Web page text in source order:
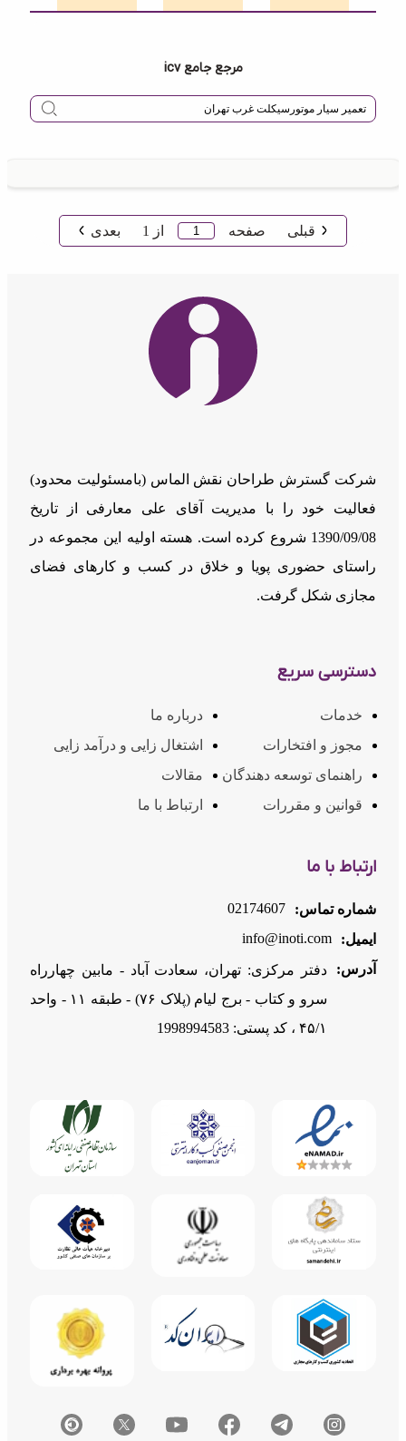
مرجع جامع icv
قبلی صفحه از 1 بعدی
شرکت گسترش طراحان نقش الماس (بامسئوليت محدود)
فعالیت خود را با مدیریت آقای علی معارفی از تاریخ
1390/09/08 شروع کرده است. هسته اولیه این مجموعه در
راستای حضوری پویا و خلاق در کسب و کارهای فضای
مجازی شکل گرفت.
دسترسی سریع
خدمات
درباره ما
مجوز و افتخارات
اشتغال زایی و درآمد زایی
راهنمای توسعه دهندگان
مقالات
قوانین و مقررات
ارتباط با ما
ارتباط با ما
شماره تماس:
02174607
ایمیل:
info@inoti.com
آدرس:
دفتر مرکزی: تهران، سعادت آباد - مابین چهارراه
سرو و کتاب - برج لیام (پلاک ۷۶) - طبقه ۱۱ - واحد
۴۵/۱ ، کد پستی: 1998994583